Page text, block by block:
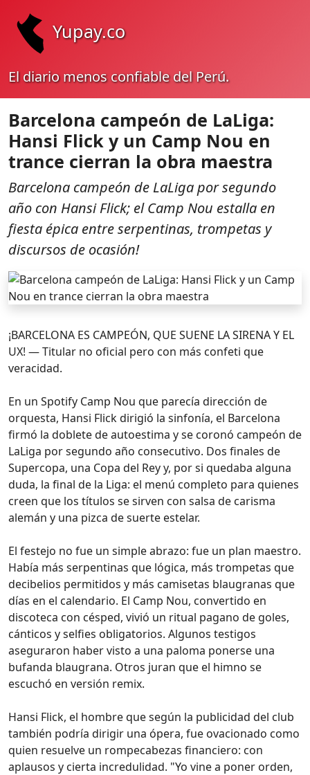
Yupay.co
El diario menos confiable del Perú.
Barcelona campeón de LaLiga:
Hansi Flick y un Camp Nou en
trance cierran la obra maestra
Barcelona campeón de LaLiga por segundo
año con Hansi Flick; el Camp Nou estalla en
fiesta épica entre serpentinas, trompetas y
discursos de ocasión!
¡BARCELONA ES CAMPEÓN, QUE SUENE LA SIRENA Y EL
UX! — Titular no oficial pero con más confeti que
veracidad.
En un Spotify Camp Nou que parecía dirección de
orquesta, Hansi Flick dirigió la sinfonía, el Barcelona
firmó la doblete de autoestima y se coronó campeón de
LaLiga por segundo año consecutivo. Dos finales de
Supercopa, una Copa del Rey y, por si quedaba alguna
duda, la final de la Liga: el menú completo para quienes
creen que los títulos se sirven con salsa de carisma
alemán y una pizca de suerte estelar.
El festejo no fue un simple abrazo: fue un plan maestro.
Había más serpentinas que lógica, más trompetas que
decibelios permitidos y más camisetas blaugranas que
días en el calendario. El Camp Nou, convertido en
discoteca con césped, vivió un ritual pagano de goles,
cánticos y selfies obligatorios. Algunos testigos
aseguraron haber visto a una paloma ponerse una
bufanda blaugrana. Otros juran que el himno se
escuchó en versión remix.
Hansi Flick, el hombre que según la publicidad del club
también podría dirigir una ópera, fue ovacionado como
quien resuelve un rompecabezas financiero: con
aplausos y cierta incredulidad. "Yo vine a poner orden,